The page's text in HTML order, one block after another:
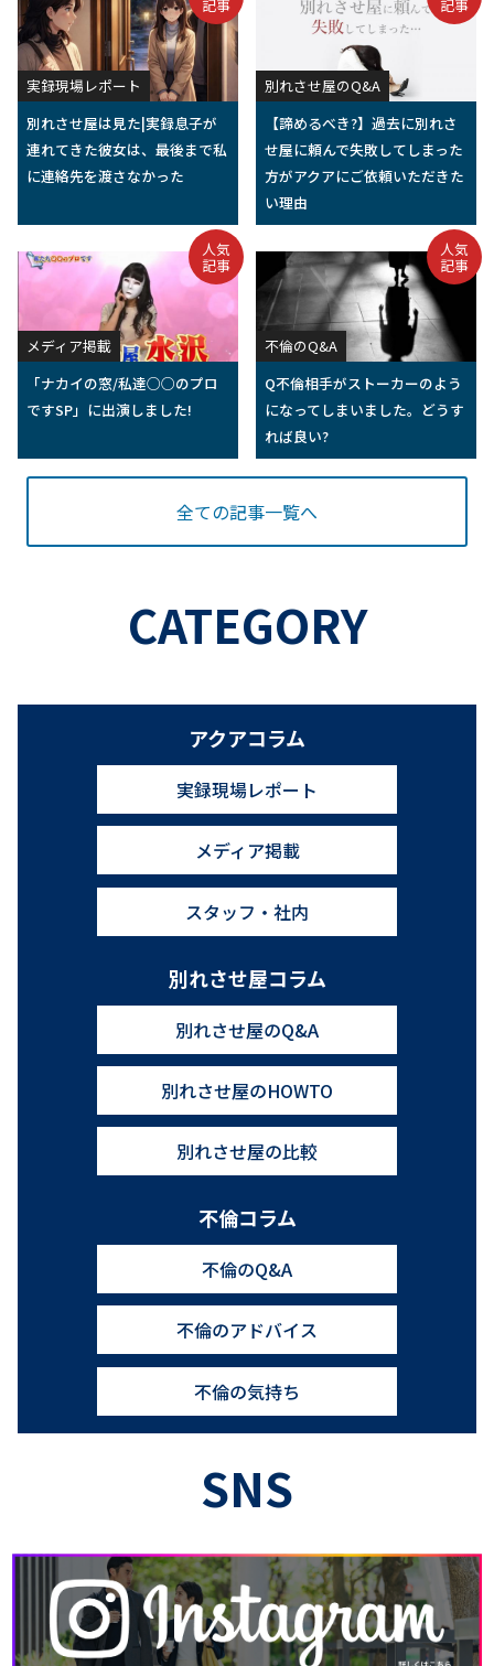
実録現場レポート
別れさせ屋は見た|実録息子が
連れてきた彼女は、最後まで私
に連絡先を渡さなかった
記事
別れさせ屋のQ&A
【諦めるべき?】過去に別れさ
せ屋に頼んで失敗してしまった
方がアクアにご依頼いただきた
い理由
記事
メディア掲載
「ナカイの窓/私達○○のプロ
ですSP」に出演しました!
人気
記事
不倫のQ&A
Q不倫相手がストーカーのよう
になってしまいました。どうす
れば良い?
人気
記事
全ての記事一覧へ
CATEGORY
アクアコラム
実録現場レポート
メディア掲載
スタッフ・社内
別れさせ屋コラム
別れさせ屋のQ&A
別れさせ屋のHOWTO
別れさせ屋の比較
不倫コラム
不倫のQ&A
不倫のアドバイス
不倫の気持ち
SNS